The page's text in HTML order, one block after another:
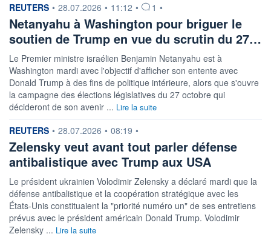
information fournie par
REUTERS • 28.07.2026 • 11:12 • 1 •
Netanyahu à Washington pour briguer le
soutien de Trump en vue du scrutin du 27…
Le Premier ministre israélien Benjamin Netanyahu est à
Washington mardi avec l'objectif d'afficher son entente avec
Donald Trump à des fins de politique intérieure, alors que s'ouvre
la campagne des élections législatives du 27 octobre qui
décideront de son avenir ... Lire la suite
information fournie par
REUTERS • 28.07.2026 • 08:19 •
Zelensky veut avant tout parler défense
antibalistique avec Trump aux USA
Le président ukrainien Volodimir Zelensky a déclaré mardi que la
défense antibalistique et la coopération stratégique avec les
États-Unis constituaient la "priorité numéro un" de ses entretiens
prévus avec le président américain Donald Trump. Volodimir
Zelensky ... Lire la suite